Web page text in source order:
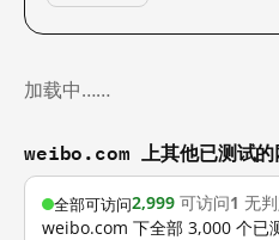
加载中……
weibo.com 上其他已测试的
全部可访问2,999 可访问1 无
weibo.com 下全部 3,000 个已